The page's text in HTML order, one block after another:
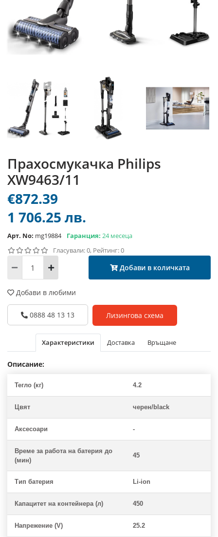
Прахосмукачка Philips
XW9463/11
€872.39
1 706.25 лв.
Арт. No: mg19884 Гаранция: 24 месеца
Гласували: 0, Рейтинг: 0
Добави в количката
Добави в любими
0888 48 13 13 Лизингова схема
Характеристики Доставка Връщане
Описание:
Тегло (кг) 4.2
Цвят черен/black
Аксесоари -
Време за работа на батерия до
(мин)
45
Тип батерия Li-ion
Капацитет на контейнера (л) 450
Напрежение (V) 25.2